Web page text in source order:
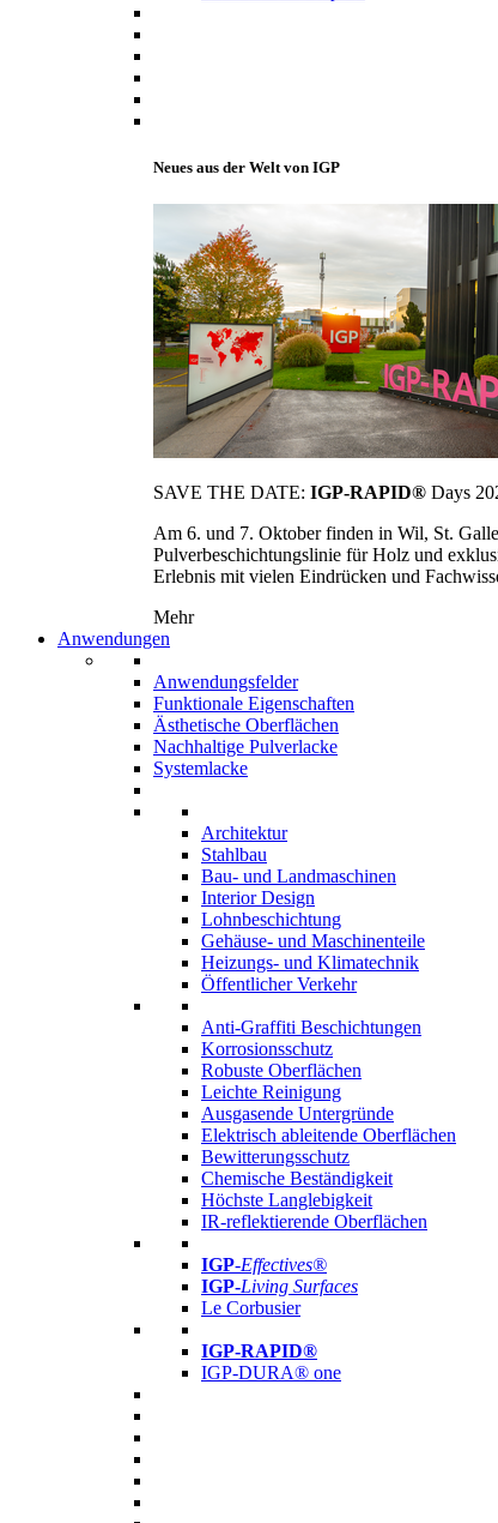
Neues aus der Welt von IGP
SAVE THE DATE: IGP-RAPID® Days
Am 6. und 7. Oktober finden in Wil, St.
Pulverbeschichtungslinie für Holz und
Erlebnis mit vielen Eindrücken und
Mehr
Anwendungen
Anwendungsfelder
Funktionale Eigenschaften
Ästhetische Oberflächen
Nachhaltige Pulverlacke
Systemlacke
Architektur
Stahlbau
Bau- und Landmaschinen
Interior Design
Lohnbeschichtung
Gehäuse- und Maschinenteile
Heizungs- und Klimatechnik
Öffentlicher Verkehr
Anti-Graffiti Beschichtungen
Korrosionsschutz
Robuste Oberflächen
Leichte Reinigung
Ausgasende Untergründe
Elektrisch ableitende Oberflächen
Bewitterungsschutz
Chemische Beständigkeit
Höchste Langlebigkeit
IR-reflektierende Oberflächen
IGP-Effectives®
IGP-Living Surfaces
Le Corbusier
IGP-RAPID®
IGP-DURA® one